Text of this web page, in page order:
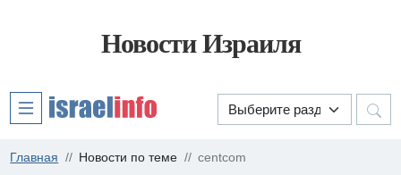
Новости Израиля
Главная Новости по теме centcom